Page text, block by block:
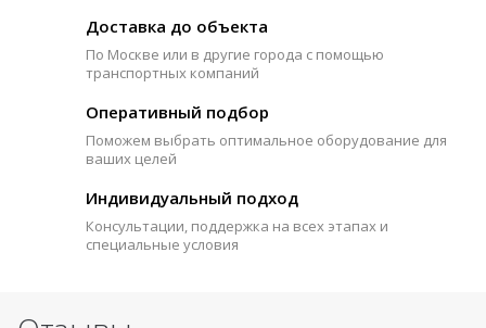
Доставка до объекта
По Москве или в другие города с помощью
транспортных компаний
Оперативный подбор
Поможем выбрать оптимальное оборудование для
ваших целей
Индивидуальный подход
Консультации, поддержка на всех этапах и
специальные условия